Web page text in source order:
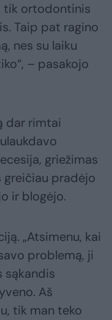
tik ortodontinis
Taip pat ragino
nes su laiku
– pasakojo
dar rimtai
griežimas
pradėjo
ir blogėjo.
„Atsimenu, kai
problemą, ji
sąkandis
Aš
tik man teko